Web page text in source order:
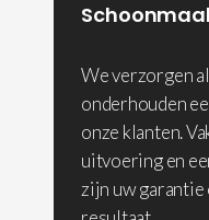
We verzorgen
onderhouden
onze klanten.
uitvoering en
zijn uw garantie